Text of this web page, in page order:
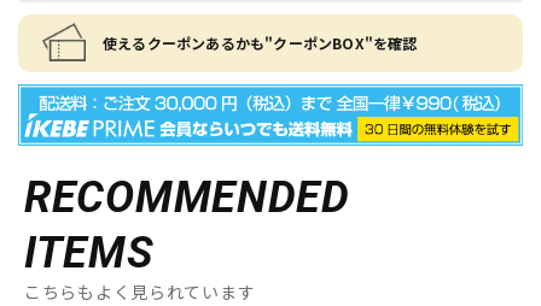
使えるクーポンあるかも"クーポンBOX"を確認
RECOMMENDED
ITEMS
こちらもよく見られています